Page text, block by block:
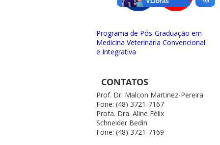
Programa de Pós-Graduação em
Medicina Veterinária Convencional
e Integrativa
CONTATOS
Prof. Dr. Malcon Martinez-Pereira
Fone: (48) 3721-7167
Profa. Dra. Aline Félix
Schneider Bedin
Fone: (48) 3721-7169